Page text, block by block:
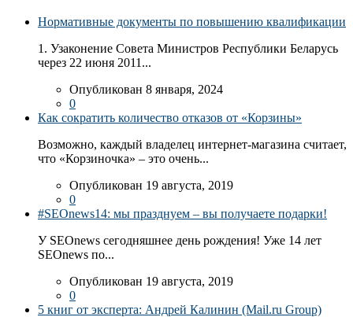
Нормативные документы по повышению квалификации
1. Узаконение Совета Министров Республики Беларусь
через 22 июня 2011...
Опубликован 8 января, 2024
0
Как сократить количество отказов от «Корзины»
Возможно, каждый владелец интернет-магазина считает,
что «Корзиночка» – это очень...
Опубликован 19 августа, 2019
0
#SEOnews14: мы празднуем – вы получаете подарки!
У SEOnews сегодняшнее день рождения! Уже 14 лет
SEOnews по...
Опубликован 19 августа, 2019
0
5 книг от эксперта: Андрей Калинин (Mail.ru Group)